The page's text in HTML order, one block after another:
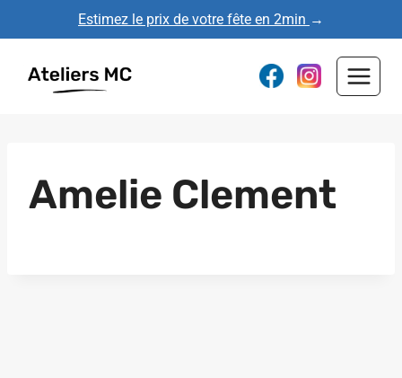
au
contenu
Estimez le prix de votre fête en 2min →
Amelie Clement